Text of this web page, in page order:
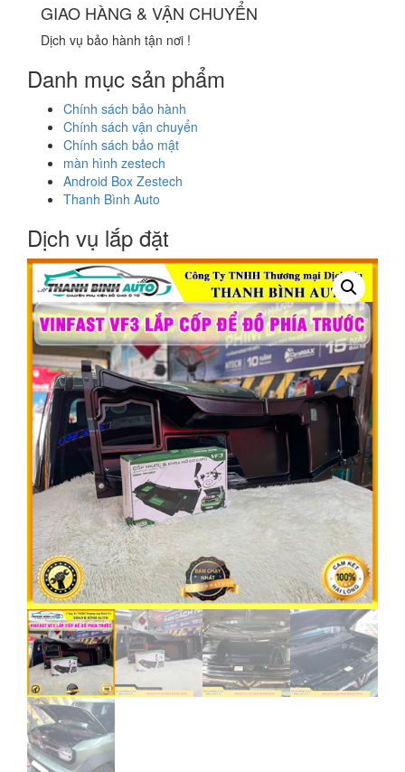
GIAO HÀNG & VẬN CHUYỂN
Dịch vụ bảo hành tận nơi !
Danh mục sản phẩm
Chính sách bảo hành
Chính sách vận chuyển
Chính sách bảo mật
màn hình zestech
Android Box Zestech
Thanh Bình Auto
Dịch vụ lắp đặt